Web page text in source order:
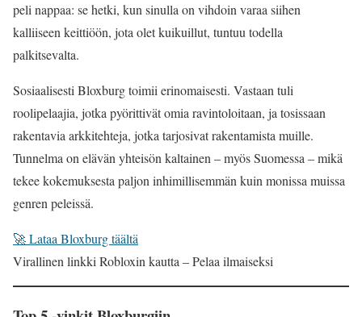
peli nappaa: se hetki, kun sinulla on vihdoin varaa siihen
kalliiseen keittiöön, jota olet kuikuillut, tuntuu todella
palkitsevalta.
Sosiaalisesti Bloxburg toimii erinomaisesti. Vastaan tuli
roolipelaajia, jotka pyörittivät omia ravintoloitaan, ja tosissaan
rakentavia arkkitehteja, jotka tarjosivat rakentamista muille.
Tunnelma on elävän yhteisön kaltainen – myös Suomessa – mikä
tekee kokemuksesta paljon inhimillisemmän kuin monissa muissa
genren peleissä.
🚀 Lataa Bloxburg täältä
Virallinen linkki Robloxin kautta – Pelaa ilmaiseksi